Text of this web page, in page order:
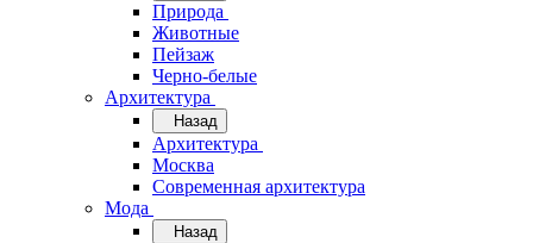
Природа
Животные
Пейзаж
Черно-белые
Архитектура
Назад
Архитектура
Москва
Современная архитектура
Мода
Назад